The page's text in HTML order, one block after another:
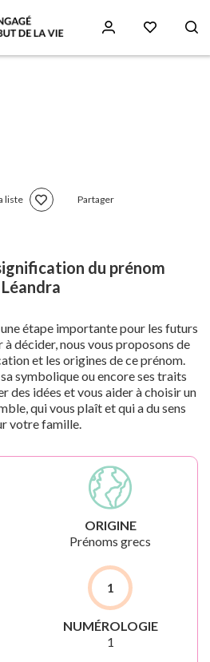
liste Partager
du prénom
Léandra
une étape importante pour les futurs
décider, nous vous proposons de
et les origines de ce prénom.
symbolique ou encore ses traits
des idées et vous aider à choisir un
qui vous plaît et qui a du sens
votre famille.
ORIGINE
Prénoms grecs
1
NUMÉROLOGIE
1